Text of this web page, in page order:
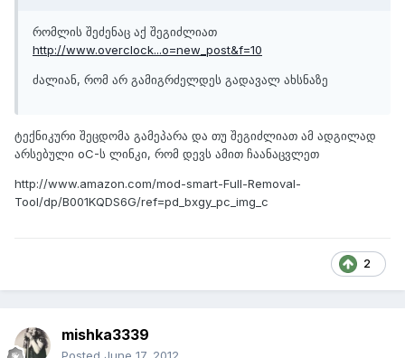
რომლის შეძენაც აქ შეგიძლიათ
http://www.overclock...o=new_post&f=10
ძალიან, რომ არ გამიგრძელდეს გადავალ ახსნაზე
ტექნიკური შეცდომა გამეპარა და თუ შეგიძლიათ ამ ადგილად
არსებული oC-ს ლინკი, რომ დევს ამით ჩაანაცვლეთ
http://www.amazon.com/mod-smart-Full-Removal-
Tool/dp/B001KQDS6G/ref=pd_bxgy_pc_img_c
2
mishka3339
Posted June 17, 2012